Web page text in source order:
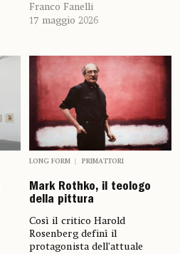
Franco Fanelli
17 maggio 2026
LONG FORM PRIMATTORI
Mark Rothko, il teologo
della pittura
Così il critico Harold
Rosenberg definì il
protagonista dell’attuale